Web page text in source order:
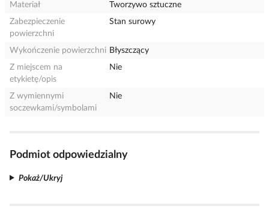
Materiał
Tworzywo sztuczne
Zabezpieczenie
powierzchni
Stan surowy
Wykończenie powierzchni Błyszczący
Z miejscem na
etykietę/opis
Nie
Z wymiennymi
soczewkami/symbolami
Nie
Podmiot odpowiedzialny
Pokaż/Ukryj